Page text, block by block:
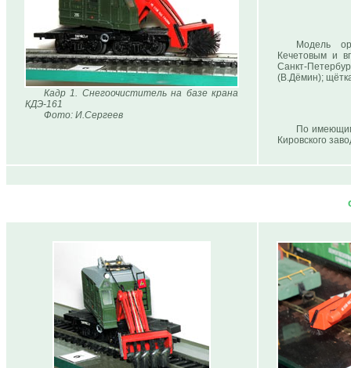
Кадр 1. Снегоочиститель на базе крана
КДЭ-161
Фото: И.Сергеев
Модель
Кечетовым и
Санкт-
(В.Дёмин);
По
Кировского